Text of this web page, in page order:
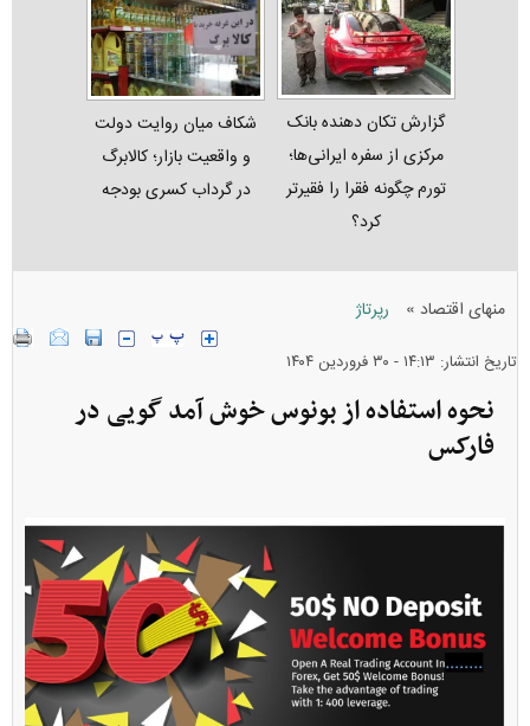
گزارش تکان‌ دهنده بانک
مرکزی از سفره ایرانی‌ها؛
تورم چگونه فقرا را فقیرتر
کرد؟
شکاف میان روایت دولت
و واقعیت بازار؛ کالابرگ
در گرداب کسری بودجه
منهای اقتصاد » رپرتاژ
تاریخ انتشار: ۱۴:۱۳ - ۳۰ فروردين ۱۴۰۴
نحوه استفاده از بونوس خوش آمد گویی در
فارکس